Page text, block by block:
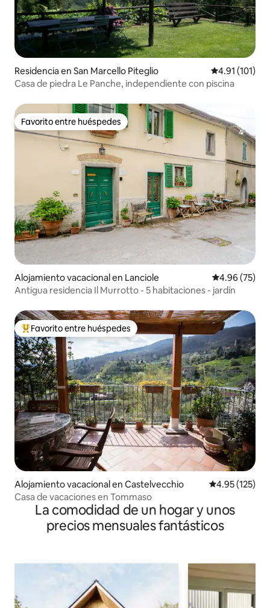
Residencia en San Marcello Piteglio Calificación
4.91 (101)
Casa de piedra Le Panche, independiente con piscina
Favorito entre huéspedes
Favorito entre huéspedes
Alojamiento vacacional en Lanciole Calificación
4.96 (75)
Antigua residencia Il Murrotto - 5 habitaciones - jardín
De los mejores en Favorito entre huéspedes
Favorito entre huéspedes
Alojamiento vacacional en Castelvecchio Calificación
4.95 (125)
Casa de vacaciones en Tommaso
La comodidad de un hogar y unos
precios mensuales fantásticos